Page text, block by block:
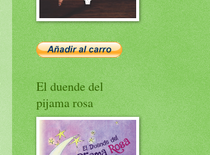
El duende del
pijama rosa